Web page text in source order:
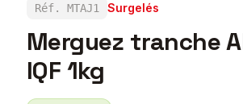
Réf. MTAJ1 Surgelés
Merguez tranche
IQF 1kg